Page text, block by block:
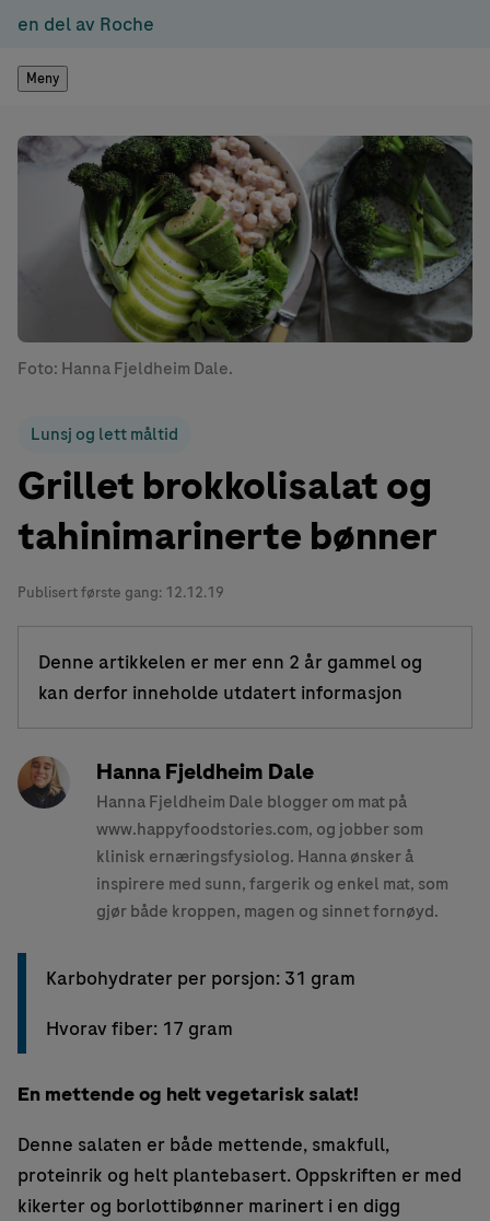
en del av Roche
Meny
Foto: Hanna Fjeldheim Dale.
Lunsj og lett måltid
Grillet brokkolisalat og
tahinimarinerte bønner
Publisert første gang: 12.12.19
Denne artikkelen er mer enn 2 år gammel og
kan derfor inneholde utdatert informasjon
Hanna Fjeldheim Dale
Hanna Fjeldheim Dale blogger om mat på
www.happyfoodstories.com, og jobber som
klinisk ernæringsfysiolog. Hanna ønsker å
inspirere med sunn, fargerik og enkel mat, som
gjør både kroppen, magen og sinnet fornøyd.
Karbohydrater per porsjon: 31 gram
Hvorav fiber: 17 gram
En mettende og helt vegetarisk salat!
Denne salaten er både mettende, smakfull,
proteinrik og helt plantebasert. Oppskriften er med
kikerter og borlottibønner marinert i en digg